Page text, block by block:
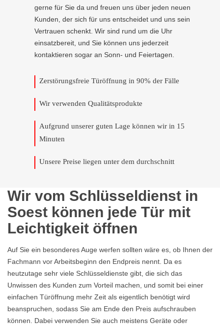
gerne für Sie da und freuen uns über jeden neuen
Kunden, der sich für uns entscheidet und uns sein
Vertrauen schenkt. Wir sind rund um die Uhr
einsatzbereit, und Sie können uns jederzeit
kontaktieren sogar an Sonn- und Feiertagen.
Zerstörungsfreie Türöffnung in 90% der Fälle
Wir verwenden Qualitätsprodukte
Aufgrund unserer guten Lage können wir in 15
Minuten
Unsere Preise liegen unter dem durchschnitt
Wir vom Schlüsseldienst in
Soest können jede Tür mit
Leichtigkeit öffnen
Auf Sie ein besonderes Auge werfen sollten wäre es, ob Ihnen der
Fachmann vor Arbeitsbeginn den Endpreis nennt. Da es
heutzutage sehr viele Schlüsseldienste gibt, die sich das
Unwissen des Kunden zum Vorteil machen, und somit bei einer
einfachen Türöffnung mehr Zeit als eigentlich benötigt wird
beanspruchen, sodass Sie am Ende den Preis aufschrauben
können. Dabei verwenden Sie auch meistens Geräte oder